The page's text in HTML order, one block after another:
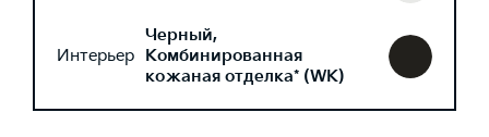
Интерьер
Черный,
Комбинированная
кожаная отделка* (WK)